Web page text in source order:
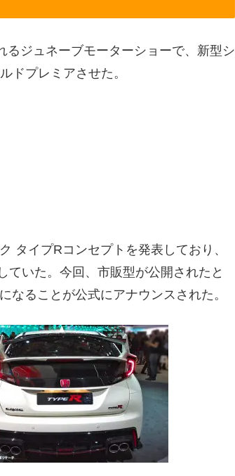
ジュネーブモーターショーで、新型シ
ドプレミアさせた。
タイプRコンセプトを発表しており、
ていた。今回、市販型が公開されたと
なることが公式にアナウンスされた。